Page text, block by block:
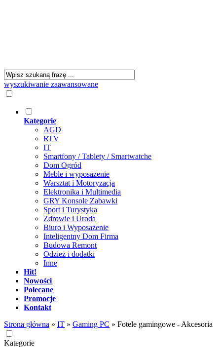
wyszukiwanie zaawansowane
Kategorie
AGD
RTV
IT
Smartfony / Tablety / Smartwatche
Dom Ogród
Meble i wyposażenie
Warsztat i Motoryzacja
Elektronika i Multimedia
GRY Konsole Zabawki
Sport i Turystyka
Zdrowie i Uroda
Biuro i Wyposażenie
Inteligentny Dom Firma
Budowa Remont
Odzież i dodatki
Inne
Hit!
Nowości
Polecane
Promocje
Kontakt
Strona główna » IT » Gaming PC » Fotele gamingowe - Akcesoria
Kategorie